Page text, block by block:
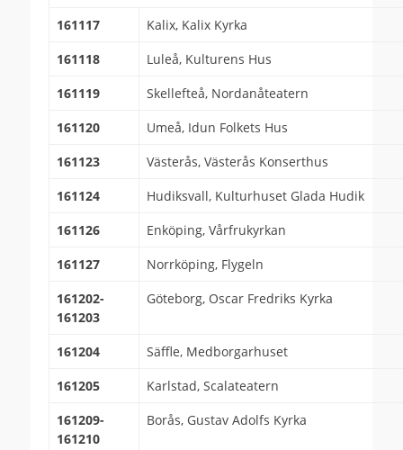
161117
Kalix, Kalix Kyrka
161118
Luleå, Kulturens Hus
161119
Skellefteå, Nordanåteatern
161120
Umeå, Idun Folkets Hus
161123
Västerås, Västerås Konserthus
161124
Hudiksvall, Kulturhuset Glada Hudik
161126
Enköping, Vårfrukyrkan
161127
Norrköping, Flygeln
161202-
161203
Göteborg, Oscar Fredriks Kyrka
161204
Säffle, Medborgarhuset
161205
Karlstad, Scalateatern
161209-
161210
Borås, Gustav Adolfs Kyrka